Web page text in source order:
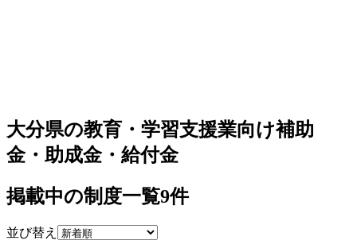
大分県の教育・学習支援業向け補助
金・助成金・給付金
掲載中の制度一覧9件
並び替え